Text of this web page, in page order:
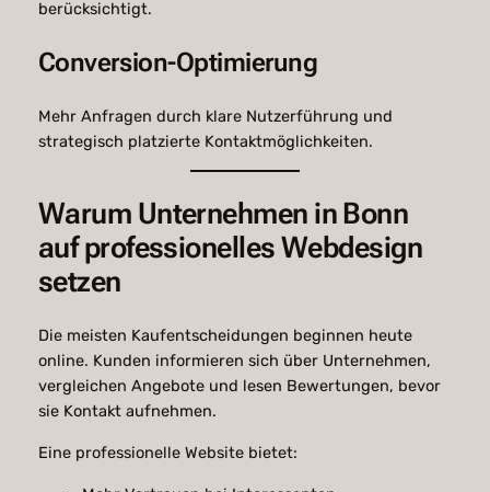
berücksichtigt.
Conversion-Optimierung
Mehr Anfragen durch klare Nutzerführung und
strategisch platzierte Kontaktmöglichkeiten.
Warum Unternehmen in Bonn
auf professionelles Webdesign
setzen
Die meisten Kaufentscheidungen beginnen heute
online. Kunden informieren sich über Unternehmen,
vergleichen Angebote und lesen Bewertungen, bevor
sie Kontakt aufnehmen.
Eine professionelle Website bietet: